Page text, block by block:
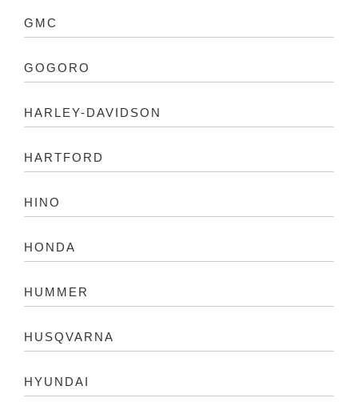
GMC
GOGORO
HARLEY-DAVIDSON
HARTFORD
HINO
HONDA
HUMMER
HUSQVARNA
HYUNDAI